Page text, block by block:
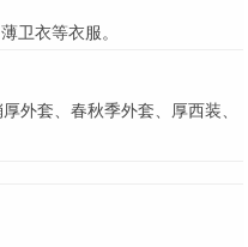
卫衣等衣服。
外套、春秋季外套、厚西装、